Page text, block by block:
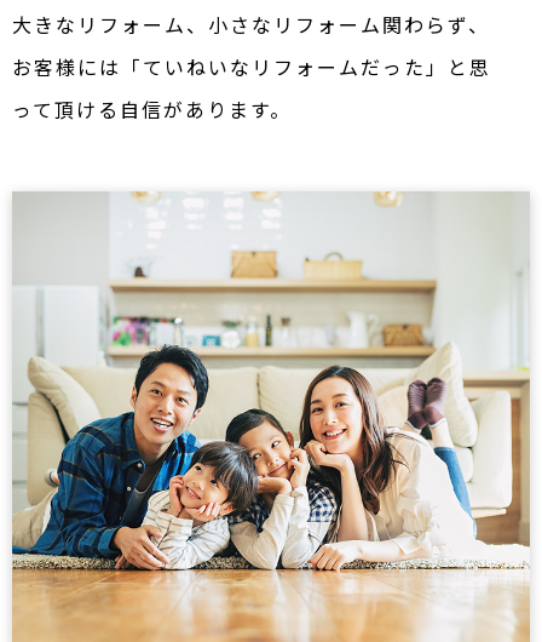
大きなリフォーム、小さなリフォーム関わらず、
お客様には「ていねいなリフォームだった」と思
って頂ける自信があります。